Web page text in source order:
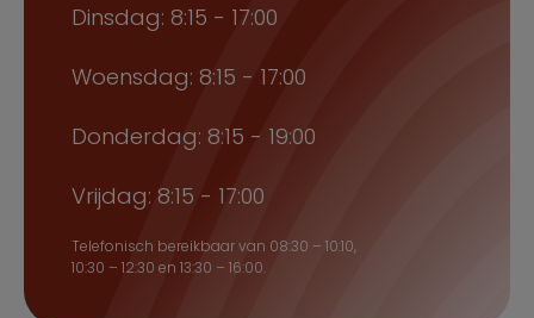
Dinsdag: 8:15 - 17:00
Woensdag: 8:15 - 17:00
Donderdag: 8:15 - 19:00
Vrijdag: 8:15 - 17:00
Telefonisch bereikbaar van 08:30 – 10:10,
10:30 – 12:30 en 13:30 – 16:00.